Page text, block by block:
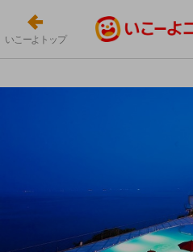
いこーよトップ